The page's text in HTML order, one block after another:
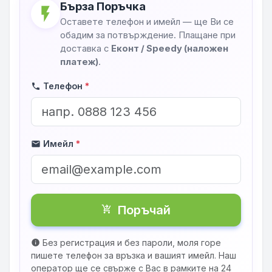
flash_on Бърза Поръчка
Оставете телефон и имейл — ще Ви се
обадим за потвърждение. Плащане при
доставка с Еконт / Speedy (наложен
платеж).
phone Телефон *
mail Имейл *
shopping_cart_checkout Поръчай
info Без регистрация и без пароли, моля горе
пишете телефон за връзка и вашият имейл. Наш
оператор ще се свърже с Вас в рамките на 24